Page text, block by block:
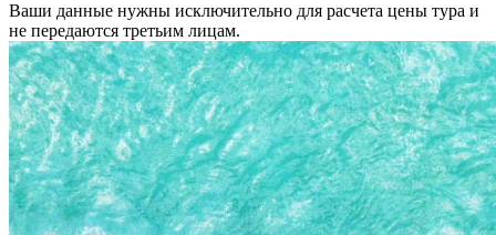
Ваши данные нужны исключительно для расчета цены тура и
не передаются третьим лицам.